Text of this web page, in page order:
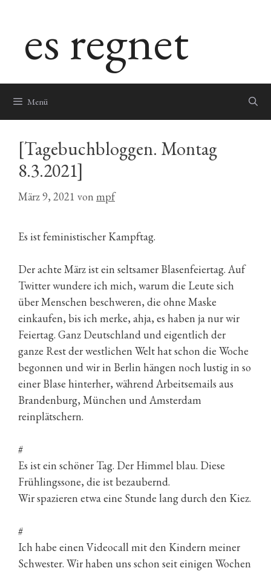
springenes regnet
Menü
[Tagebuchbloggen. Montag
8.3.2021]
März 9, 2021 von mpf
Es ist feministischer Kampftag.
Der achte März ist ein seltsamer Blasenfeiertag. Auf
Twitter wundere ich mich, warum die Leute sich
über Menschen beschweren, die ohne Maske
einkaufen, bis ich merke, ahja, es haben ja nur wir
Feiertag. Ganz Deutschland und eigentlich der
ganze Rest der westlichen Welt hat schon die Woche
begonnen und wir in Berlin hängen noch lustig in so
einer Blase hinterher, während Arbeitsemails aus
Brandenburg, München und Amsterdam
reinplätschern.
#
Es ist ein schöner Tag. Der Himmel blau. Diese
Frühlingssone, die ist bezaubernd.
Wir spazieren etwa eine Stunde lang durch den Kiez.
#
Ich habe einen Videocall mit den Kindern meiner
Schwester. Wir haben uns schon seit einigen Wochen